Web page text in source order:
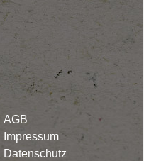
AGB
Impressum
Datenschutz